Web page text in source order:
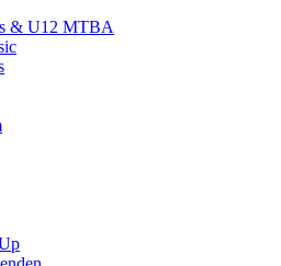
& U12 MTBA